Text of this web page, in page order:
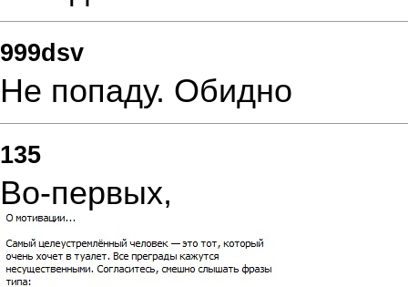
999dsv
Не попаду. Обидно
135
Во-первых,